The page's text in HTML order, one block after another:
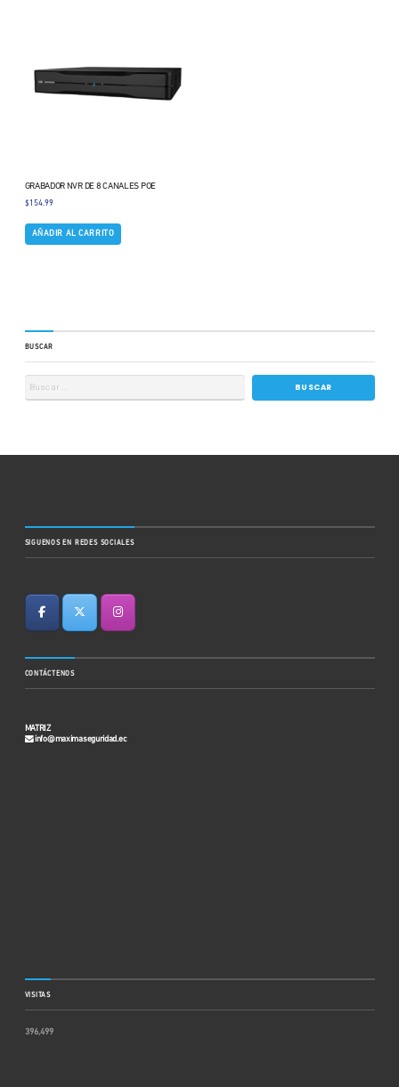
GRABADOR NVR DE 8 CANALES POE
$154.99
AÑADIR AL CARRITO
BUSCAR
SIGUENOS EN REDES SOCIALES
CONTÁCTENOS
MATRIZ
info@maximaseguridad.ec
VISITAS
396,499